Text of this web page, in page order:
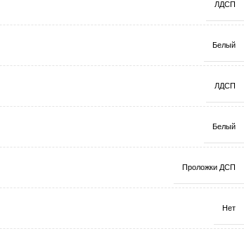
ЛДСП
Белый
ЛДСП
Белый
Проложки ДСП
Нет